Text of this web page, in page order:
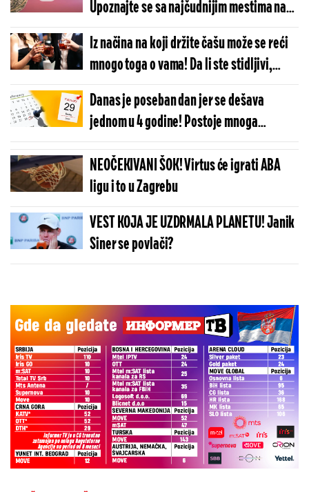
Upoznajte se sa najčudnijim mestima na
našoj planeti! (FOTO)
Iz načina na koji držite čašu može se reći
mnogo toga o vama! Da li ste stidljivi,
zavodnica ili ledena kraljica?
Danas je poseban dan jer se dešava
jednom u 4 godine! Postoje mnoga
verovanja, a ovo je najčudnije!
NEOČEKIVANI ŠOK! Virtus će igrati ABA
ligu i to u Zagrebu
VEST KOJA JE UZDRMALA PLANETU! Janik
Siner se povlači?